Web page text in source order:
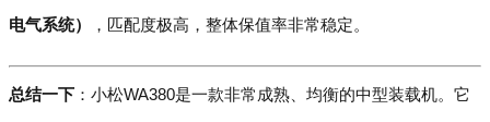
电气系统） ，匹配度极高，整体保值率非常稳定。
总结一下 ：小松WA380是一款非常成熟、均衡的中型装载机。它